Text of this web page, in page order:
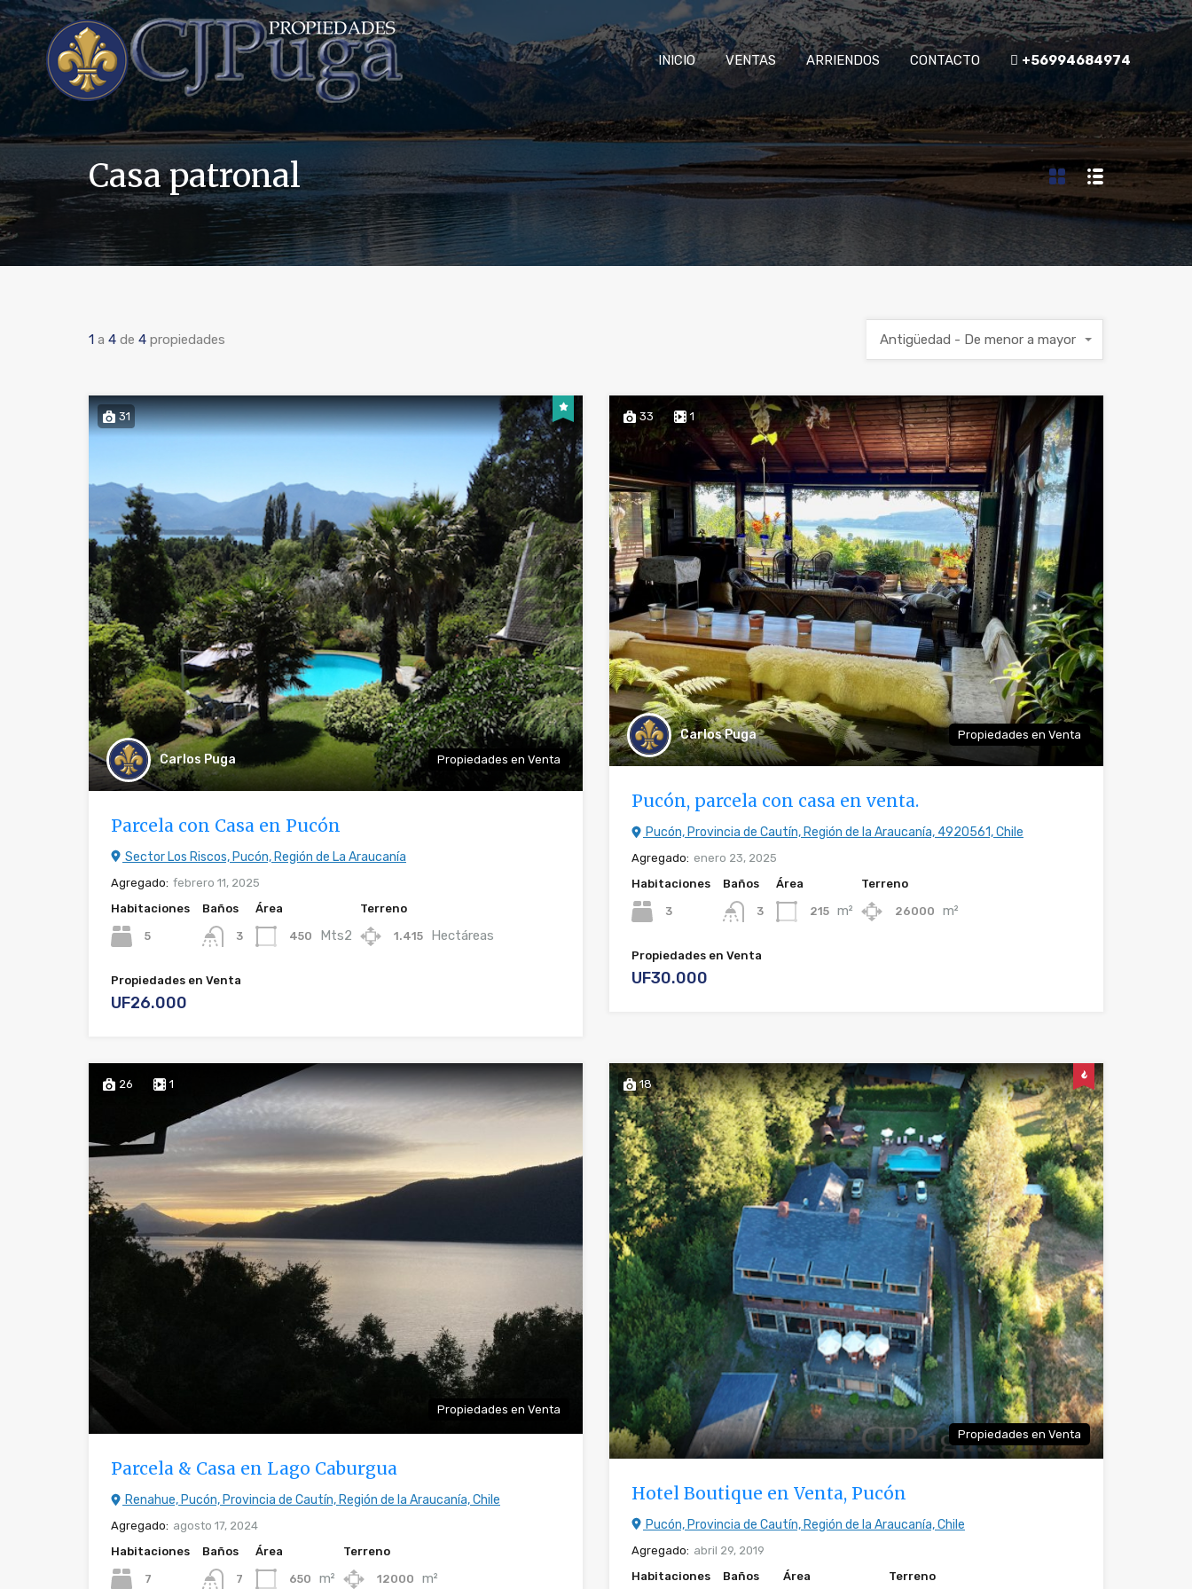
INICIO VENTAS ARRIENDOS CONTACTO +56994684974
Casa patronal
1 a 4 de 4 propiedades Antigüedad - De menor a mayor
31
Carlos Puga Propiedades en Venta
Parcela con Casa en Pucón
Sector Los Riscos, Pucón, Región de La Araucanía
Agregado: febrero 11, 2025
Habitaciones
5
Baños
3
Área
450 Mts2
Terreno
1.415 Hectáreas
Propiedades en Venta
UF26.000
33 1
Carlos Puga Propiedades en Venta
Pucón, parcela con casa en venta.
Pucón, Provincia de Cautín, Región de la Araucanía, 4920561, Chile
Agregado: enero 23, 2025
Habitaciones
3
Baños
3
Área
215 m²
Terreno
26000 m²
Propiedades en Venta
UF30.000
26 1
Propiedades en Venta
Parcela & Casa en Lago Caburgua
Renahue, Pucón, Provincia de Cautín, Región de la Araucanía, Chile
Agregado: agosto 17, 2024
Habitaciones
7
Baños
7
Área
650 m²
Terreno
12000 m²
18
Propiedades en Venta
Hotel Boutique en Venta, Pucón
Pucón, Provincia de Cautín, Región de la Araucanía, Chile
Agregado: abril 29, 2019
Habitaciones
Baños Área Terreno